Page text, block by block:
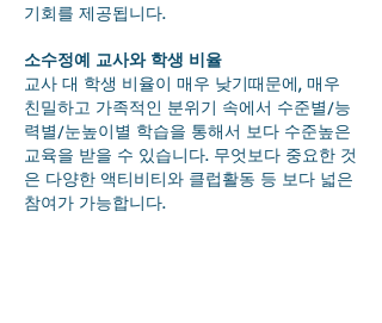
기회를 제공됩니다.
소수정예 교사와 학생 비율
교사 대 학생 비율이 매우 낮기때문에, 매우
친밀하고 가족적인 분위기 속에서 수준별/능
력별/눈높이별 학습을 통해서 보다 수준높은
교육을 받을 수 있습니다. 무엇보다 중요한 것
은 다양한 액티비티와 클럽활동 등 보다 넓은
참여가 가능합니다.